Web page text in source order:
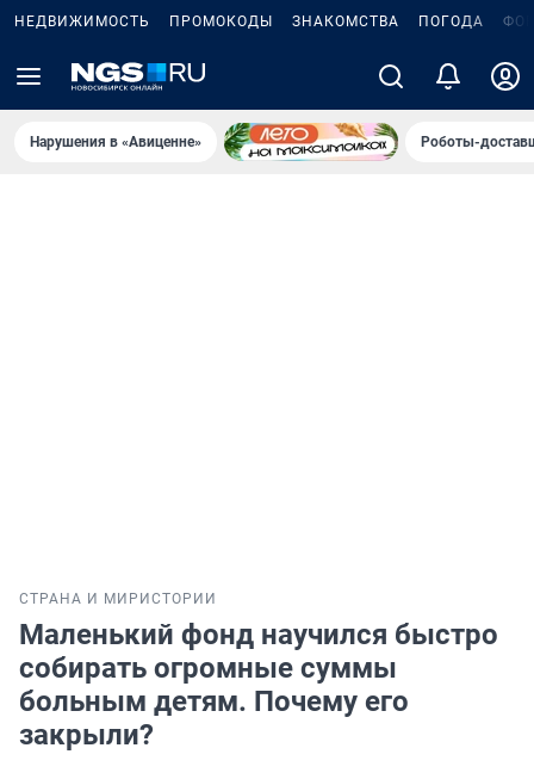
НЕДВИЖИМОСТЬ ПРОМОКОДЫ ЗНАКОМСТВА ПОГОДА
Нарушения в «Авиценне» Роботы-
СТРАНА И МИР ИСТОРИИ
Маленький фонд научился быстро
собирать огромные суммы
больным детям. Почему его
закрыли?